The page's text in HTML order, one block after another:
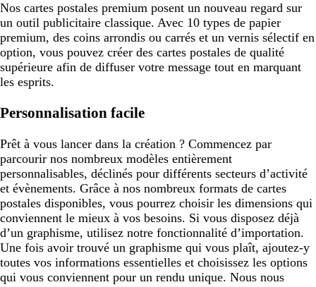
Nos cartes postales premium posent un nouveau regard sur
un outil publicitaire classique. Avec 10 types de papier
premium, des coins arrondis ou carrés et un vernis sélectif en
option, vous pouvez créer des cartes postales de qualité
supérieure afin de diffuser votre message tout en marquant
les esprits.
Personnalisation facile
Prêt à vous lancer dans la création ? Commencez par
parcourir nos nombreux modèles entièrement
personnalisables, déclinés pour différents secteurs d’activité
et évènements. Grâce à nos nombreux formats de cartes
postales disponibles, vous pourrez choisir les dimensions qui
conviennent le mieux à vos besoins. Si vous disposez déjà
d’un graphisme, utilisez notre fonctionnalité d’importation.
Une fois avoir trouvé un graphisme qui vous plaît, ajoutez-y
toutes vos informations essentielles et choisissez les options
qui vous conviennent pour un rendu unique. Nous nous